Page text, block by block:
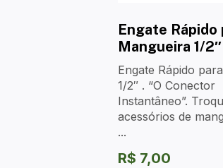
Engate Rápido
Mangueira 1/2″
Engate Rápido
1/2″ . “O Conector
Instantâneo”.
acessórios de
...
R$ 7,00